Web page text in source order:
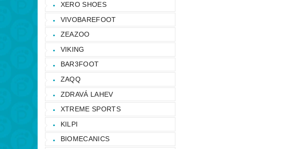
XERO SHOES
VIVOBAREFOOT
ZEAZOO
VIKING
BAR3FOOT
ZAQQ
ZDRAVÁ LAHEV
XTREME SPORTS
KILPI
BIOMECANICS